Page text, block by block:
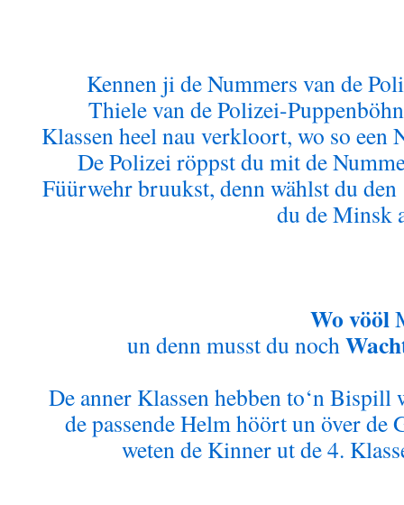
Kennen ji de Nummers van de
Thiele van de Polizei-
Klassen heel nau verkloort, wo so een
De Polizei röppst du mit de
Füürwehr bruukst, denn wählst du
du de Minsk
Wo vööl
un denn musst du noch
De anner Klassen hebben to‘n Bispill
de passende Helm höört un över de
weten de Kinner ut de 4.